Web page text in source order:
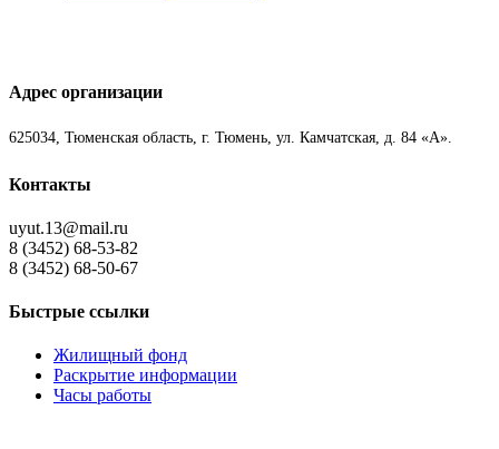
Адрес организации
625034, Тюменская область, г. Тюмень, ул. Камчатская, д. 84 «А».
Контакты
uyut.13@mail.ru
8 (3452) 68-53-82
8 (3452) 68-50-67
Быстрые ссылки
Жилищный фонд
Раскрытие информации
Часы работы